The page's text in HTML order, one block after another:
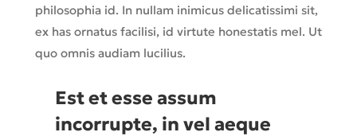
philosophia id. In nullam inimicus delicatissimi sit,
ex has ornatus facilisi, id virtute honestatis mel. Ut
quo omnis audiam lucilius.
Est et esse assum
incorrupte, in vel aeque